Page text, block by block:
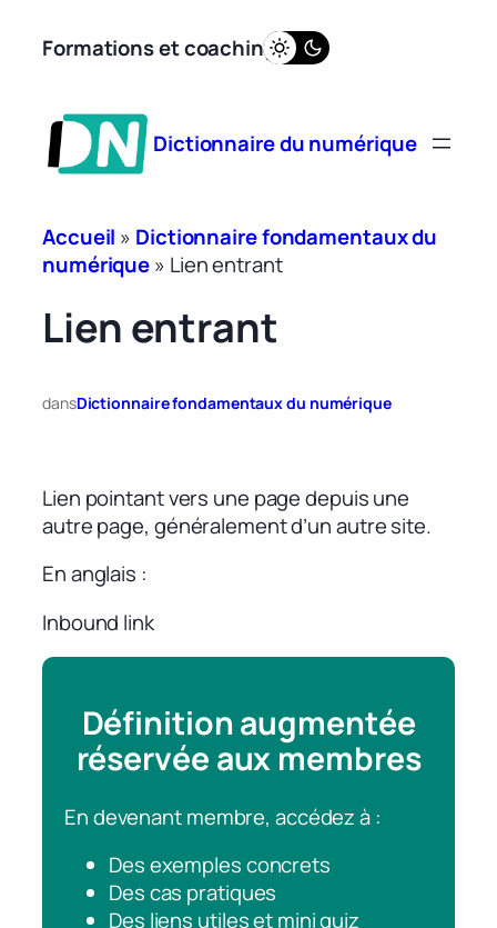
Formations et coaching
Dictionnaire du numérique
Accueil » Dictionnaire fondamentaux du
numérique» Lien entrant
Lien entrant
dansDictionnaire fondamentaux du numérique
Lien pointant vers une page depuis une
autre page, généralement d’un autre site.
En anglais
Inbound link
Définition augmentée
réservée aux membres
En devenant membre, accédez à :
Des exemples concrets
Des cas pratiques
Des liens utiles et mini quiz